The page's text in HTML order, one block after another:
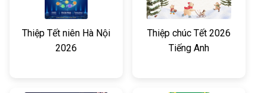
Thiệp Tết niên Hà Nội
2026
Thiệp chúc Tết 2026
Tiếng Anh